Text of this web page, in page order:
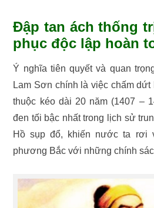
Đập tan ách thống
phục độc lập hoàn
Ý nghĩa tiên quyết và quan
Lam Sơn chính là việc chấm
thuộc kéo dài 20 năm (1407 –
đen tối bậc nhất trong lịch sử
Hồ sụp đổ, khiến nước ta rơi
phương Bắc với những chính